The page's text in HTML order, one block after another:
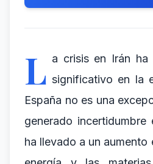
L a crisis en Irán ha
significativo en la
España no es una
generado
ha llevado a un aumento